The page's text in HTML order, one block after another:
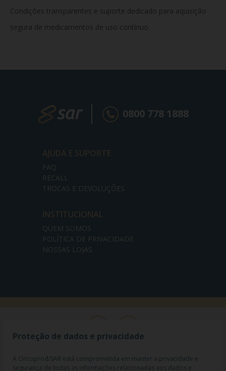
Condições transparentes e suporte dedicado para aquisição
segura de medicamentos de uso contínuo.
0800 778 1888
AJUDA E SUPORTE
FAQ
RECALL
TROCAS E DEVOLUÇÕES
INSTITUCIONAL
QUEM SOMOS
POLÍTICA DE PRIVACIDADE
NOSSAS LOJAS
Proteção de dados e privacidade
A Oncoprod/SAR está comprometida em manter a privacidade e
segurança de todas as informações relacionadas aos dados e